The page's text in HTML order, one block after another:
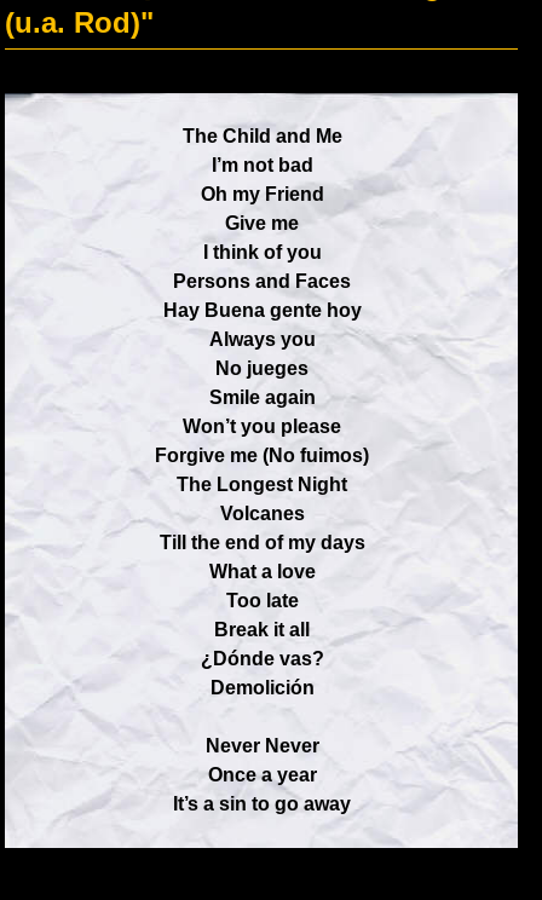
(u.a. Rod)"
The Child and Me
I’m not bad
Oh my Friend
Give me
I think of you
Persons and Faces
Hay Buena gente hoy
Always you
No jueges
Smile again
Won’t you please
Forgive me (No fuimos)
The Longest Night
Volcanes
Till the end of my days
What a love
Too late
Break it all
¿Dónde vas?
Demolición
Never Never
Once a year
It’s a sin to go away